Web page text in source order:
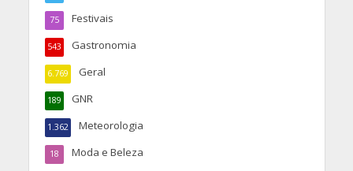
Festivais
75
Gastronomia
543
Geral
6.769
GNR
189
Meteorologia
1.362
Moda e Beleza
18